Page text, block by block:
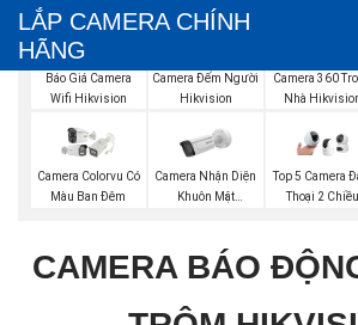
LẮP CAMERA CHÍNH
HÃNG
Báo Giá Camera
Wifi Hikvision
Camera Đếm Người
Hikvision
Camera 360
Nhà
Camera Colorvu Có
Màu Ban Đêm
Camera Nhận Diện
Khuôn Mặt
Top 5 Camera
Thoại 2 Chiều
CAMERA BÁO